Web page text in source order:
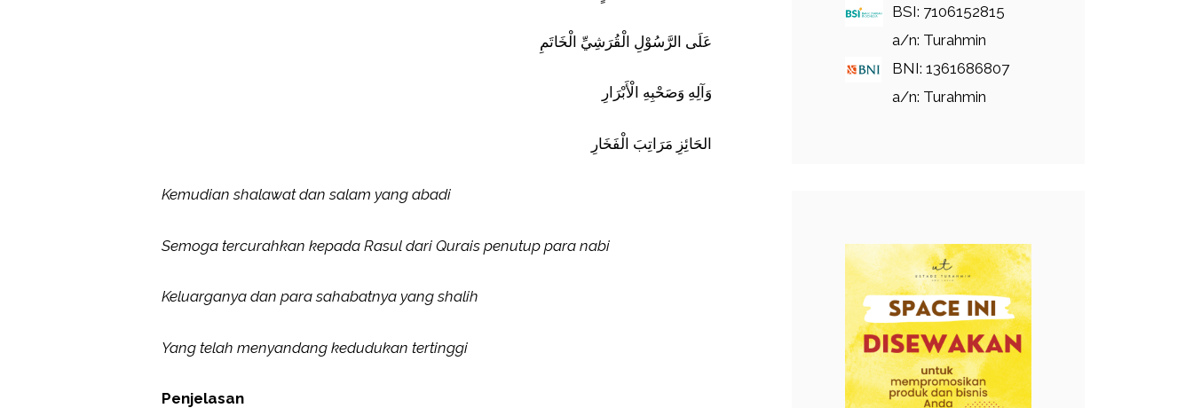
عَلَى الرَّسُوْلِ الْقُرَشِيِّ الْخَاتَمِ
وَآلِهِ وَصَحْبِهِ الْأَبْرَارِ
الحَائِزِ مَرَاتِبَ الْفَخَارِ
Kemudian shalawat dan salam yang abadi
Semoga tercurahkan kepada Rasul dari Qurais penutup para nabi
Keluarganya dan para sahabatnya yang shalih
Yang telah menyandang kedudukan tertinggi
Penjelasan
BSI: 7106152815
a/n: Turahmin
BNI: 1361686807
a/n: Turahmin